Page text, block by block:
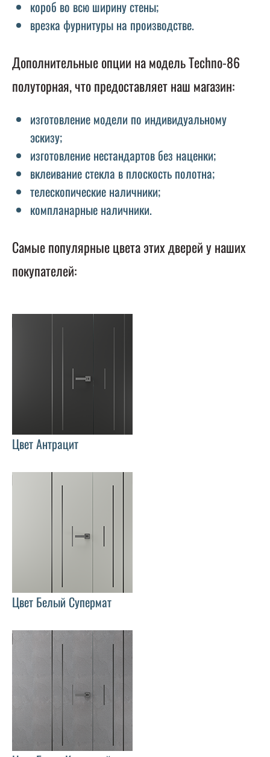
короб во всю ширину стены;
врезка фурнитуры на производстве.
Дополнительные опции на модель Techno-86
полуторная, что предоставляет наш магазин:
изготовление модели по индивидуальному
эскизу;
изготовление нестандартов без наценки;
вклеивание стекла в плоскость полотна;
телескопические наличники;
компланарные наличники.
Самые популярные цвета этих дверей у наших
покупателей:
Цвет Антрацит
Цвет Белый Супермат